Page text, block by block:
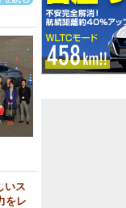
いス
をレ